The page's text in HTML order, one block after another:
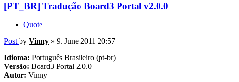
[PT_BR] Tradução Board3 Portal v2.0.0
Quote
Post by Vinny » 9. June 2011 20:57
Idioma: Português Brasileiro (pt-br)
Versão: Board3 Portal 2.0.0
Autor: Vinny